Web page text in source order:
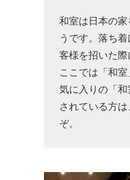
和室は日本の
うです。落ち
客様を招いた際
ここでは「和
気に入りの「
されている方
ぞ。